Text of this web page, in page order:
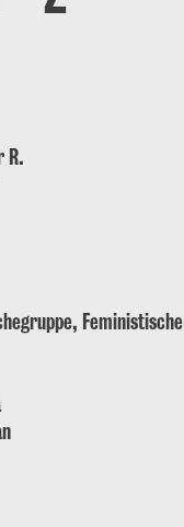
R.
Feministische